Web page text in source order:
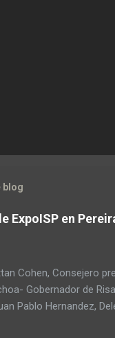
blog
ExpoISP en
Cohen, Consejero
Gobernador de
Pablo Hernandez,